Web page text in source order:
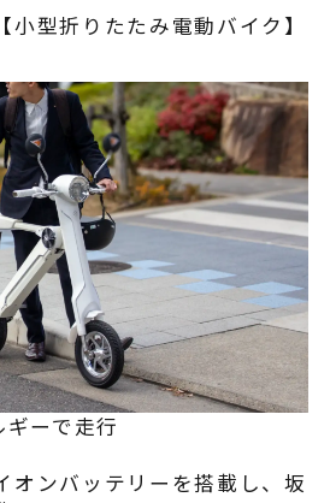
型折りたたみ電動バイク】
ーで走行
オンバッテリーを搭載し、坂